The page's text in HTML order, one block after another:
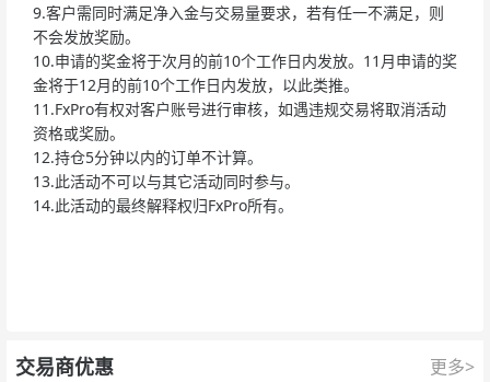
9.客户需同时满足净入金与交易量要求，若有任一不满足，则
不会发放奖励。
10.申请的奖金将于次月的前10个工作日内发放。11月申请的奖
金将于12月的前10个工作日内发放，以此类推。
11.FxPro有权对客户账号进行审核，如遇违规交易将取消活动
资格或奖励。
12.持仓5分钟以内的订单不计算。
13.此活动不可以与其它活动同时参与。
14.此活动的最终解释权归FxPro所有。
交易商优惠 更多>